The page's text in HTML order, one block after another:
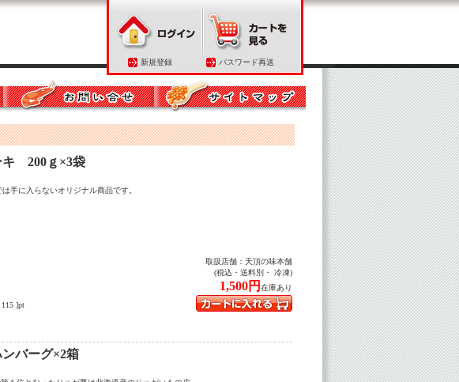
新規登録 パスワード再送
キ 200ｇ×3袋
手に入らないオリジナル商品です。
]pt
取扱店舗： 天頂の味本舗
(税込・送料別・ 冷凍)
1,500円 在庫あり
バーグ×2箱